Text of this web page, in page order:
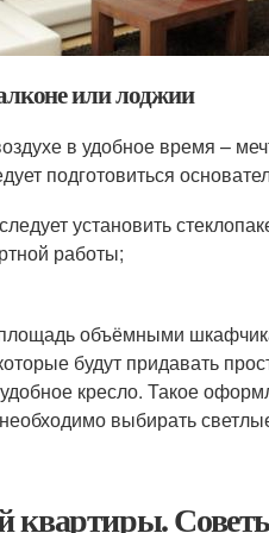
или лоджии
в удобное время –
подготовиться
установить
работы;
объёмными
будут придавать
кресло. Такое
выбирать
квартиры.